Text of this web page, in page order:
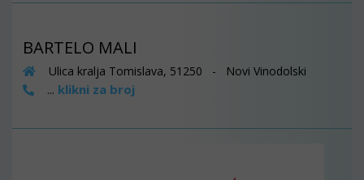
BARTELO MALI
Ulica kralja Tomislava, 51250 - Novi Vinodolski
... klikni za broj